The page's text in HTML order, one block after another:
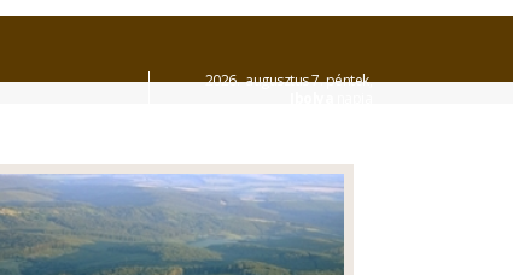
2026. augusztus 7. péntek,